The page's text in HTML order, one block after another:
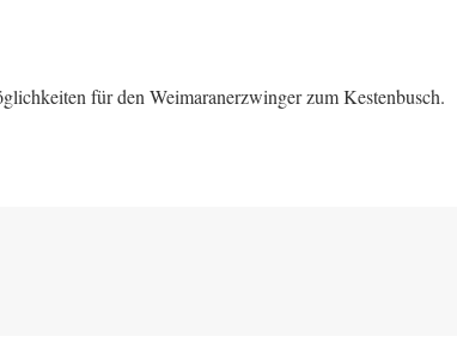
für den Weimaranerzwinger zum Kestenbusch.